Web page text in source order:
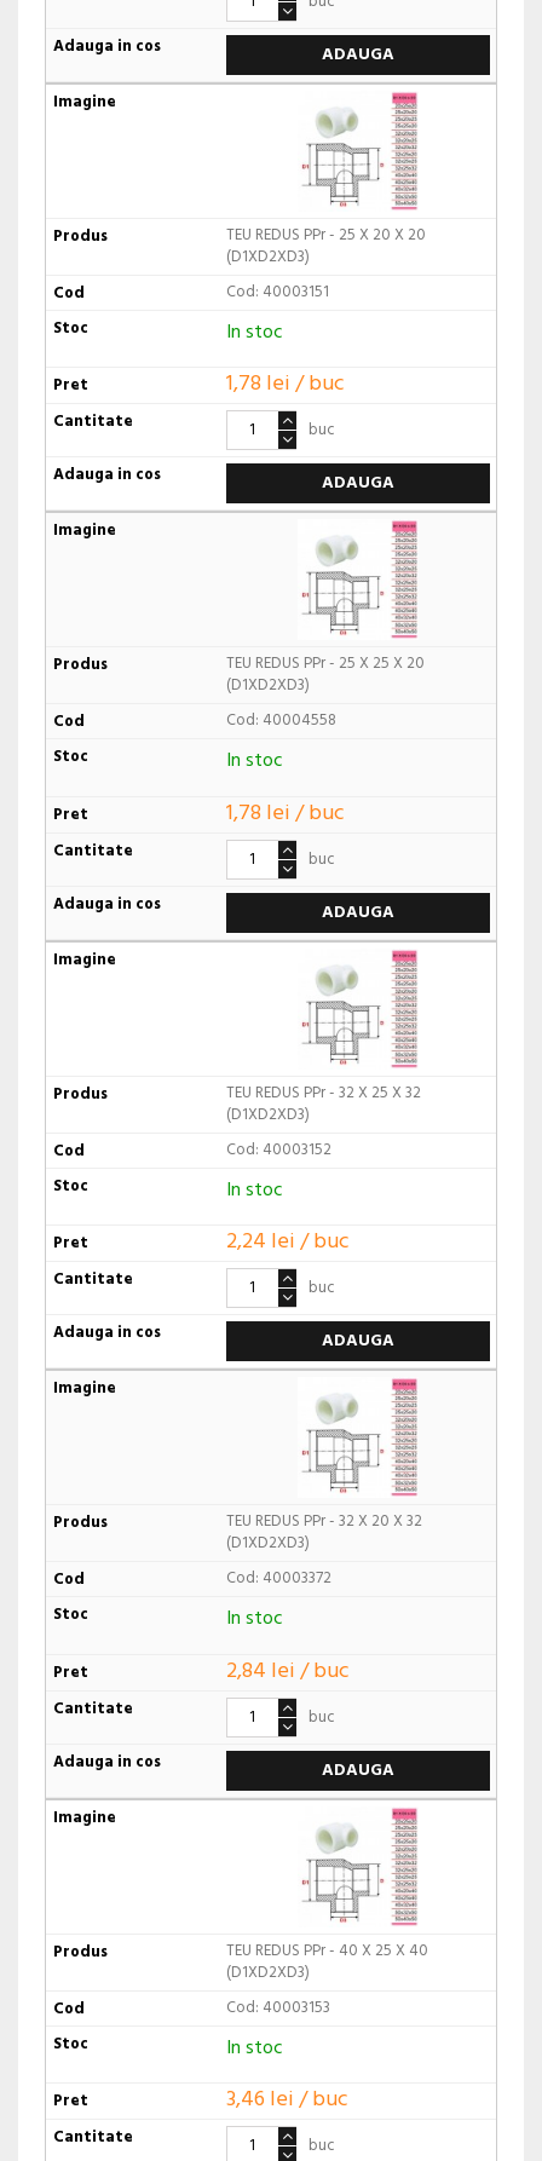
ADAUGA
TEU REDUS PPr - 25 X 20 X 20
(D1XD2XD3)
Cod: 40003151
In stoc
1,78 lei / buc
buc
ADAUGA
TEU REDUS PPr - 25 X 25 X 20
(D1XD2XD3)
Cod: 40004558
In stoc
1,78 lei / buc
buc
ADAUGA
TEU REDUS PPr - 32 X 25 X 32
(D1XD2XD3)
Cod: 40003152
In stoc
2,24 lei / buc
buc
ADAUGA
TEU REDUS PPr - 32 X 20 X 32
(D1XD2XD3)
Cod: 40003372
In stoc
2,84 lei / buc
buc
ADAUGA
TEU REDUS PPr - 40 X 25 X 40
(D1XD2XD3)
Cod: 40003153
In stoc
3,46 lei / buc
buc